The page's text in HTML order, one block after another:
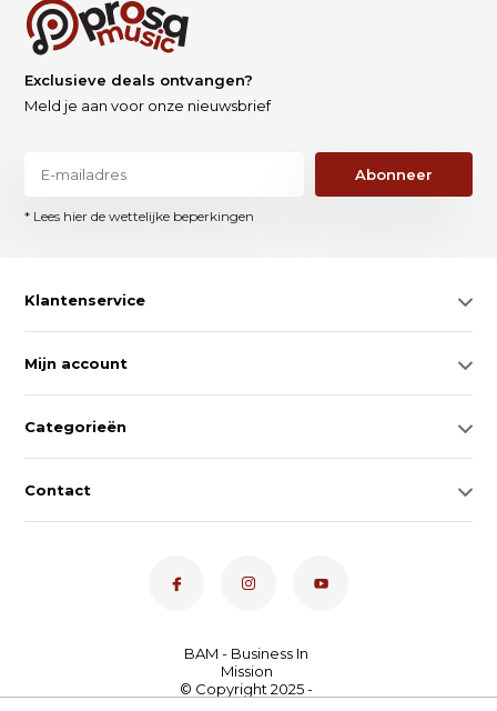
Exclusieve deals ontvangen?
Meld je aan voor onze nieuwsbrief
Abonneer
* Lees hier de wettelijke beperkingen
Klantenservice
Mijn account
Categorieën
Contact